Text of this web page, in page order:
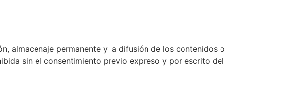
almacenaje permanente y la difusión de los contenidos o
sin el consentimiento previo expreso y por escrito del